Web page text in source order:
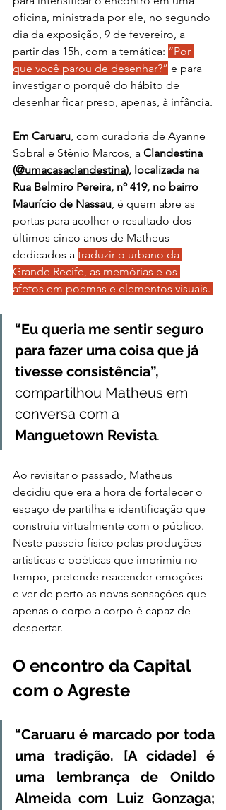
oficina, ministrada por ele, no segundo
dia da exposição, 9 de fevereiro, a
partir das 15h, com a temática: “Por
que você parou de desenhar?” e para
investigar o porquê do hábito de
desenhar ficar preso, apenas, à infância.
Em Caruaru com curadoria de Ayanne
Sobral e Stênio Marcos, a Clandestina
(@umacasaclandestina), localizada na
Rua Belmiro Pereira, nº 419, no bairro
Maurício de Nassau , é quem abre as
portas para acolher o resultado dos
últimos cinco anos de Matheus
dedicados a traduzir o urbano da
Grande Recife, as memórias e os
afetos em poemas e elementos visuais.
“Eu queria me sentir seguro
para fazer uma coisa que já
tivesse consistência”,
compartilhou Matheus em
conversa com a
Manguetown Revista.
Ao revisitar o passado, Matheus
decidiu que era a hora de fortalecer o
espaço de partilha e identificação que
construiu virtualmente com o público.
Neste passeio físico pelas produções
artísticas e poéticas que imprimiu no
tempo, pretende reacender emoções
e ver de perto as novas sensações que
apenas o corpo a corpo é capaz de
despertar.
O encontro da Capital
com o Agreste
“Caruaru é marcado por toda
uma tradição. [A cidade] é
uma lembrança de Onildo
Almeida com Luiz Gonzaga;